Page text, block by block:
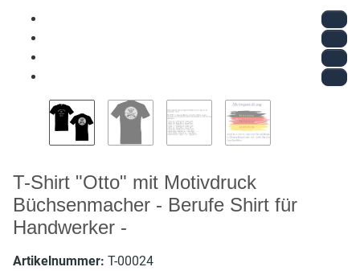
T-Shirt "Otto" mit Motivdruck
Büchsenmacher - Berufe Shirt für
Handwerker -
Artikelnummer: T-00024